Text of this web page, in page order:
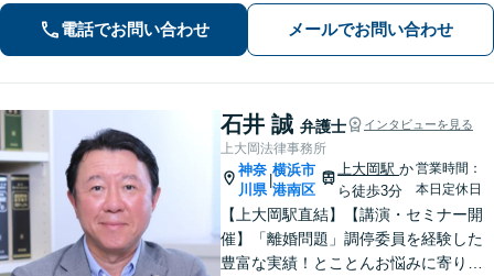
般社団法人の代表者を経験した弁護
士」「AIを活用した効率的な契約書レ
ビュー」
電話でお問い合わせ メールでお問い合わせ
石井 誠 弁護士 インタビューを見る
上大岡法律事務所
神奈
川県
横浜市
港南区
上大岡駅か
ら徒歩3分
営業時間：
本日定休日
【上大岡駅直結】【講演・セミナー開
催】「離婚問題」調停委員を経験した
豊富な実績！とことんお悩みに寄り添